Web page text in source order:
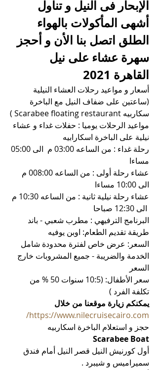
الإبحار فى النيل و تناول
أشهى المأكولات بالهواء
الطلق اتصل بنا الأن و أحجز
سهرة عشاء على نيل
القاهرة 2021
أسعار و مواعيد رحلات العشاء النيلية
(ساعتين على ضفاف النيل مع الباخرة
سكاربيه Scarabee floating restaurant )
مواعيد الرحلات يوميا : حفلات غداء و عشاء
نيلية على الباخرة اسكارابيه
مساءا
عشاء رحلة أولى : من الساعه 008:00 م
الى 10:00 مساءا
عشاء رحلة نيلية ثانية : من الساعه 10:30 م
الى 12:30 صباحا
البرنامج الترفيهي : مطرب شعبي - باند
طريقة تقديم الطعام: اوبن يوفيه
السعر: عرض خاص لفترة محدودة شامل
الخدمة والضريبة - جميع المشروبات خارج
السعر
سعر الأطفال: (10:5 سنوات 50 % من
تكلفة الفرد )
يمكنكم زيارة موقعنا من خلال
https://www.nilecruisecairo.com/
حجز و استعلام الباخرة اسكاربيه
Scarabee Boat
أول كورنيش النيل قصر النيل أمام فندق
سميراميس و شيبرد .